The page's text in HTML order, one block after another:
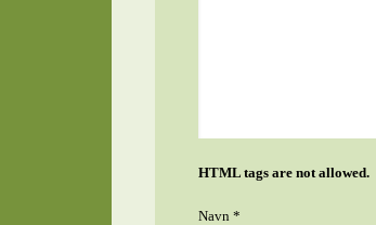
HTML tags are not allowed.
Navn *